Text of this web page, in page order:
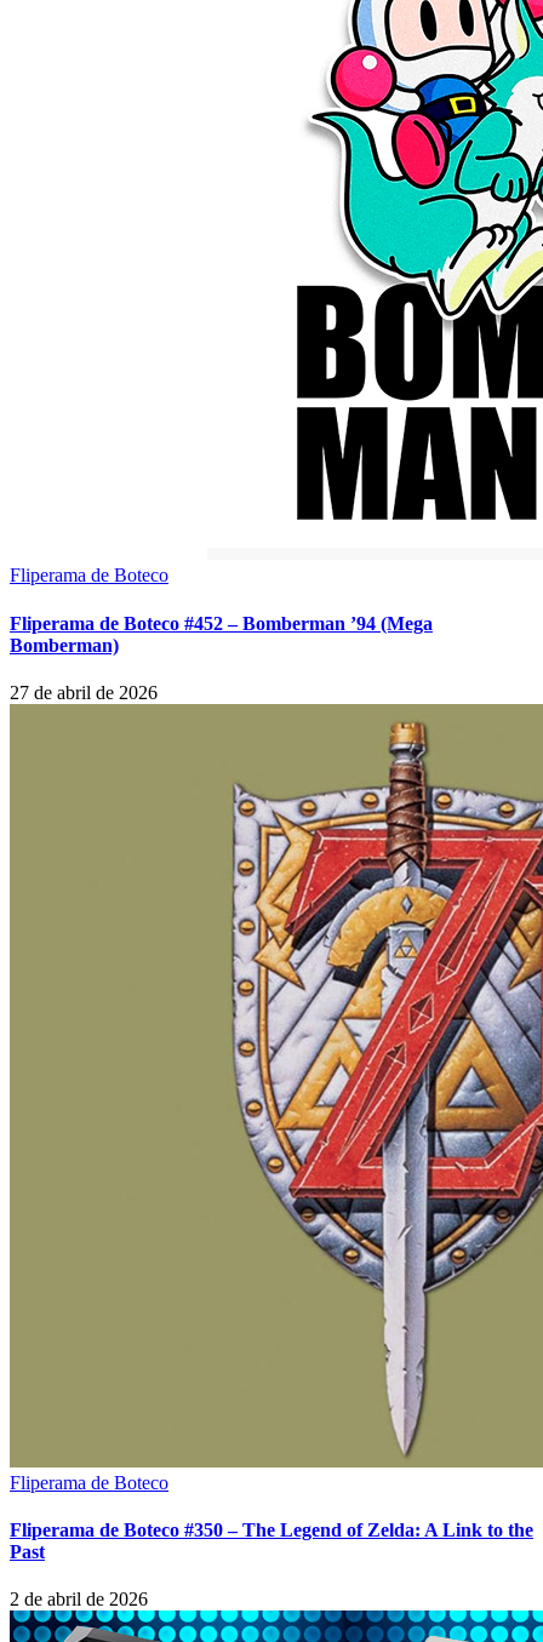
Fliperama de Boteco
Fliperama de Boteco #452 – Bomberman ’94 (Mega
Bomberman)
27 de abril de 2026
Fliperama de Boteco
Fliperama de Boteco #350 – The Legend of Zelda: A Link to the
Past
2 de abril de 2026